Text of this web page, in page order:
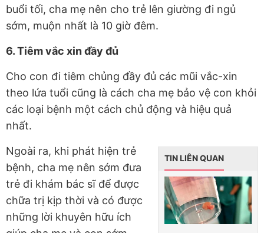
buổi tối, cha mẹ nên cho trẻ lên giường đi ngủ
sớm, muộn nhất là 10 giờ đêm.
6. Tiêm vắc xin đầy đủ
Cho con đi tiêm chủng đầy đủ các mũi vắc-xin
theo lứa tuổi cũng là cách cha mẹ bảo vệ con khỏi
các loại bệnh một cách chủ động và hiệu quả
nhất.
TIN LIÊN QUAN
Ngoài ra, khi phát hiện trẻ
bệnh, cha mẹ nên sớm đưa
trẻ đi khám bác sĩ để được
chữa trị kịp thời và có được
những lời khuyên hữu ích